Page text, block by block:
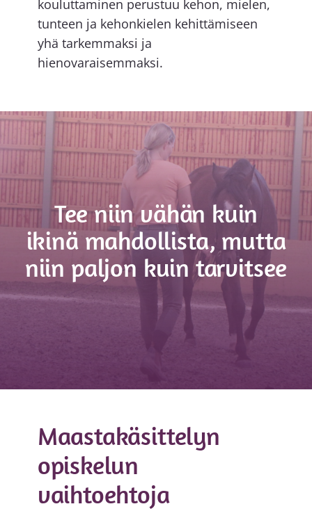
kouluttaminen perustuu kehon, mielen,
tunteen ja kehonkielen kehittämiseen
yhä tarkemmaksi ja
hienovaraisemmaksi.
Tee niin vähän kuin
ikinä mahdollista, mutta
niin paljon kuin tarvitsee
Maastakäsittelyn
opiskelun
vaihtoehtoja